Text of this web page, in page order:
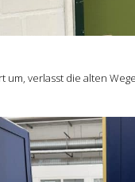
um, verlasst die alten